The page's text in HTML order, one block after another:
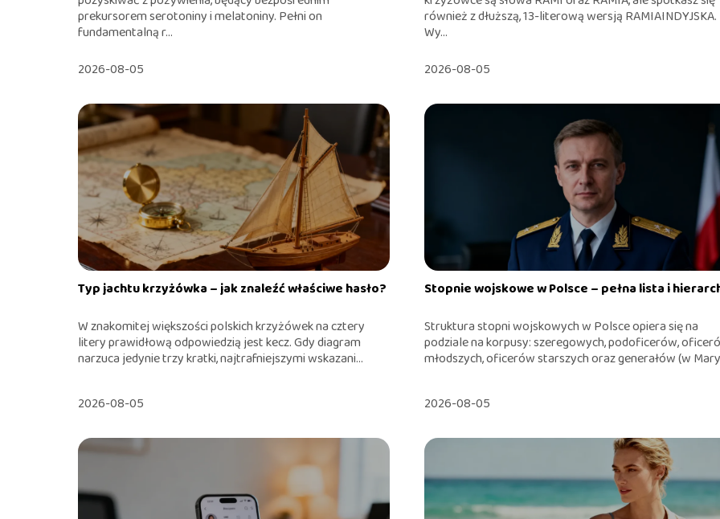
prekursorem serotoniny i melatoniny. Pełni on
fundamentalną r...
2026-08-05
również z dłuższą, 13-literową wersją RAMIAINDYJSKA.
Wy...
2026-08-05
Typ jachtu krzyżówka – jak znaleźć właściwe hasło?
W znakomitej większości polskich krzyżówek na cztery
litery prawidłową odpowiedzią jest kecz. Gdy diagram
narzuca jedynie trzy kratki, najtrafniejszymi wskazani...
2026-08-05
Stopnie wojskowe w Polsce – pełna lista i
Struktura stopni wojskowych w Polsce opiera się na
podziale na korpusy: szeregowych, podoficerów,
młodszych, oficerów starszych oraz generałów (w
2026-08-05